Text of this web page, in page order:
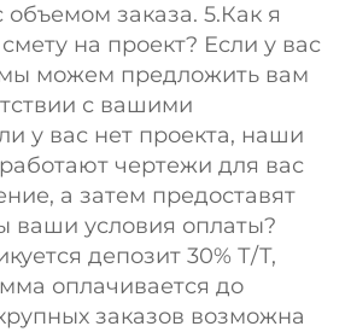
объемом заказа. 5.Как я
на проект? Если у вас
мы можем предложить вам
с вашими
у вас нет проекта, наши
чертежи для вас
а затем предоставят
ваши условия оплаты?
депозит 30% Т/Т,
оплачивается до
заказов возможна